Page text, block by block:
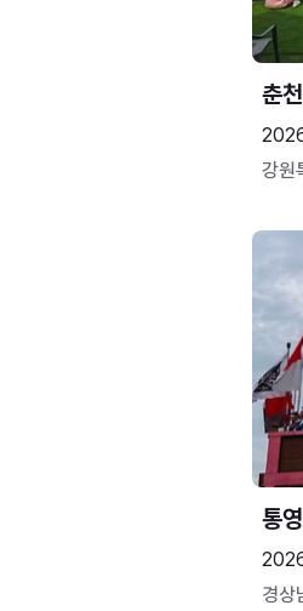
춘
강원
통
경상